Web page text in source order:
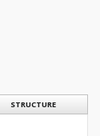
STRUCTURE